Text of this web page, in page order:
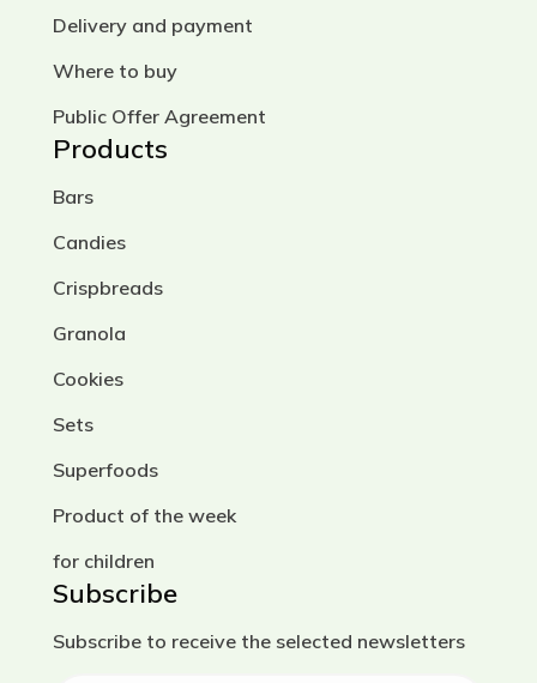
хто цінує якість, корисність і хоче
Замовляй онлайн — швидка
доставка по всій Україні!
щоб першим дізнатися про
новинки та здорові рецепти!
Delivery and payment
Where to buy
Public Offer Agreement
Products
Bars
Candies
Crispbreads
Granola
Cookies
Sets
Superfoods
Product of the week
for children
Subscribe
Subscribe to receive the selected newsletters